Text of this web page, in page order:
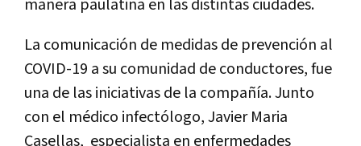
manera paulatina en las distintas ciudades.
La comunicación de medidas de prevención al
COVID-19 a su comunidad de conductores, fue
una de las iniciativas de la compañía. Junto
con el médico infectólogo, Javier Maria
Casellas, especialista en enfermedades